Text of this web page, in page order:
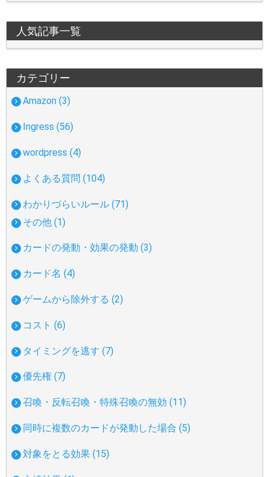
人気記事一覧
カテゴリー
Amazon (3)
Ingress (56)
wordpress (4)
よくある質問 (104)
わかりづらいルール (71)
その他 (1)
カードの発動・効果の発動 (3)
カード名 (4)
ゲームから除外する (2)
コスト (6)
タイミングを逃す (7)
優先権 (7)
召喚・反転召喚・特殊召喚の無効 (11)
同時に複数のカードが発動した場合 (5)
対象をとる効果 (15)